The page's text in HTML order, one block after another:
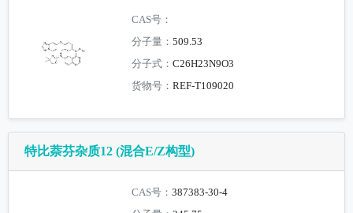
CAS号：
分子量：509.53
分子式：C26H23N9O3
货物号：REF-T109020
特比萘芬杂质12 (混合E/Z构型)
CAS号：387383-30-4